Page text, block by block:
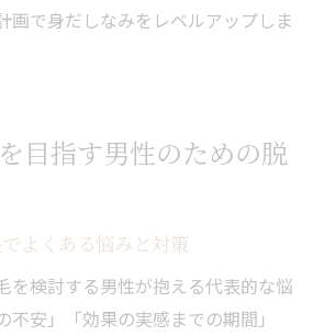
画で身だしなみをレベルアップしま
目指す男性のための脱
よくある悩みと対策
を検討する男性が抱える代表的な悩
不安」「効果の実感までの期間」